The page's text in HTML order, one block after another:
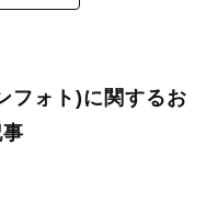
フォト)に関するお